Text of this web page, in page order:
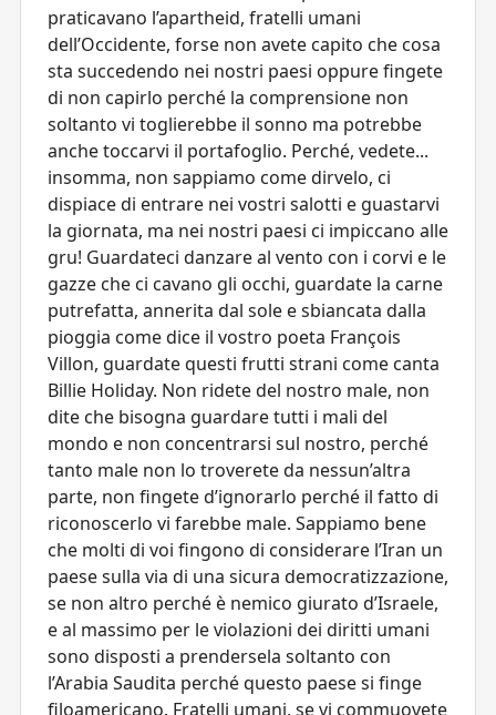
praticavano l’apartheid, fratelli umani
dell’Occidente, forse non avete capito che cosa
sta succedendo nei nostri paesi oppure fingete
di non capirlo perché la comprensione non
soltanto vi toglierebbe il sonno ma potrebbe
anche toccarvi il portafoglio. Perché, vedete...
insomma, non sappiamo come dirvelo, ci
dispiace di entrare nei vostri salotti e guastarvi
la giornata, ma nei nostri paesi ci impiccano alle
gru! Guardateci danzare al vento con i corvi e le
gazze che ci cavano gli occhi, guardate la carne
putrefatta, annerita dal sole e sbiancata dalla
pioggia come dice il vostro poeta François
Villon, guardate questi frutti strani come canta
Billie Holiday. Non ridete del nostro male, non
dite che bisogna guardare tutti i mali del
mondo e non concentrarsi sul nostro, perché
tanto male non lo troverete da nessun’altra
parte, non fingete d’ignorarlo perché il fatto di
riconoscerlo vi farebbe male. Sappiamo bene
che molti di voi fingono di considerare l’Iran un
paese sulla via di una sicura democratizzazione,
se non altro perché è nemico giurato d’Israele,
e al massimo per le violazioni dei diritti umani
sono disposti a prendersela soltanto con
l’Arabia Saudita perché questo paese si finge
filoamericano. Fratelli umani, se vi commuovete